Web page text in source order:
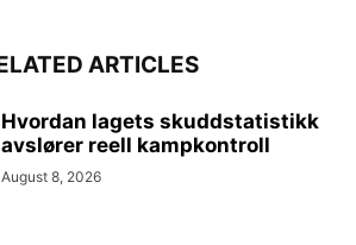
ARTICLES
Hvordan lagets skuddstatistikk
avslører reell kampkontroll
August 8, 2026